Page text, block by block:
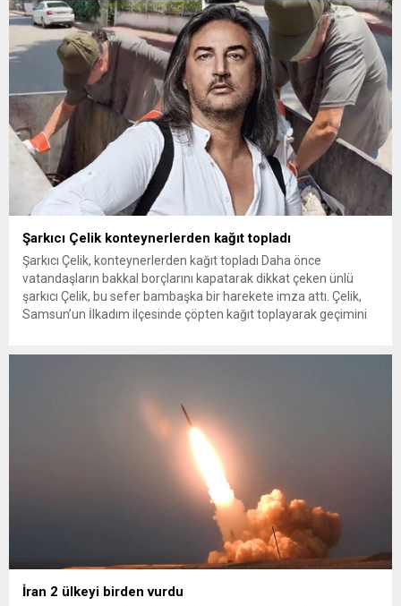
Şarkıcı Çelik konteynerlerden kağıt topladı
Şarkıcı Çelik, konteynerlerden kağıt topladı Daha önce
vatandaşların bakkal borçlarını kapatarak dikkat çeken ünlü
şarkıcı Çelik, bu sefer bambaşka bir harekete imza attı. Çelik,
Samsun’un İlkadım ilçesinde çöpten kağıt toplayarak geçimini
İran 2 ülkeyi birden vurdu